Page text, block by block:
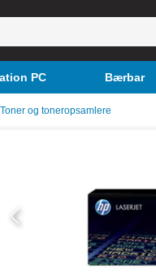
PC Bærbar
Toner og toneropsamlere